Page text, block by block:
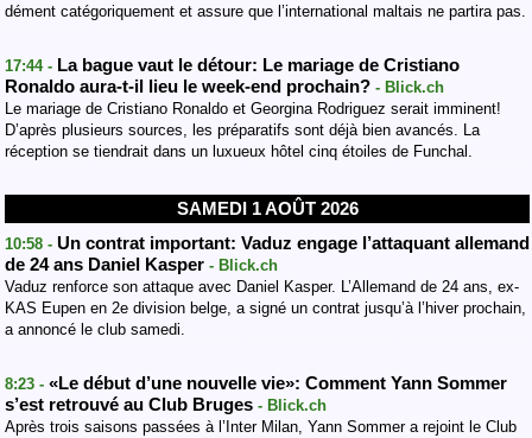
dément catégoriquement et assure que l’international maltais ne partira pas.
17:44 - La bague vaut le détour: Le mariage de Cristiano
Ronaldo aura-t-il lieu le week-end prochain? - Blick.ch
Le mariage de Cristiano Ronaldo et Georgina Rodriguez serait imminent!
D’après plusieurs sources, les préparatifs sont déjà bien avancés. La
réception se tiendrait dans un luxueux hôtel cinq étoiles de Funchal.
SAMEDI 1 AOÛT 2026
10:58 - Un contrat important: Vaduz engage l’attaquant allemand
de 24 ans Daniel Kasper - Blick.ch
Vaduz renforce son attaque avec Daniel Kasper. L’Allemand de 24 ans, ex-
KAS Eupen en 2e division belge, a signé un contrat jusqu’à l’hiver prochain,
a annoncé le club samedi.
8:23 - «Le début d’une nouvelle vie»: Comment Yann Sommer
s’est retrouvé au Club Bruges - Blick.ch
Après trois saisons passées à l’Inter Milan, Yann Sommer a rejoint le Club